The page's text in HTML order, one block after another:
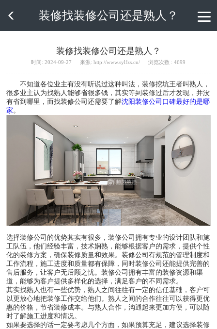
 装修找装修公司还是熟人？
装修找装修公司还是熟人？
时间: 2024-09-27 来源: http://www.sylfzs.cn/ 浏览次数 : 4699
不知道各位业主有没有听说过这种叫法，装修挖坑王者叫熟人，
很多业主认为找熟人能够省很多钱，其实等到装修过后才发现，并没
有省到哪里，而找装修公司还需要了解沈阳装修公司口碑最好的是哪
家 。
选择装修公司的优势其实有很多，装修公司拥有专业的设计团队和施
工队伍，他们经验丰富，技术娴熟，能够根据客户的需求，提供个性
化的装修方案，确保装修质量和效果。装修公司有规范的管理制度和
工作流程，施工进度和质量都有保障，同时装修公司还能提供完善的
售后服务，让客户无后顾之忧。装修公司拥有丰富的装修资源和渠
道，能够为客户提供多样化的选择，满足客户的不同需求。
其实找熟人也有一些优势，熟人之间往往有一定的信任基础，客户可
以更放心地把装修工作交给他们。熟人之间的合作往往可以获得更优
惠的价格，节省装修成本。与熟人合作，沟通起来更加方便，可以随
时了解施工进度和情况。
如果要选择的话一定要考虑几个方面，如果预算充足，建议选择装修